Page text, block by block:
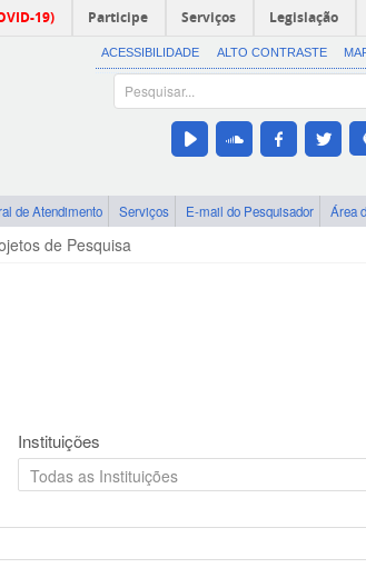
19) Participe Serviços Legislação
ACESSIBILIDADE ALTO CONTRASTE
de Atendimento Serviços E-mail do Pesquisador Área
de Pesquisa
Instituições